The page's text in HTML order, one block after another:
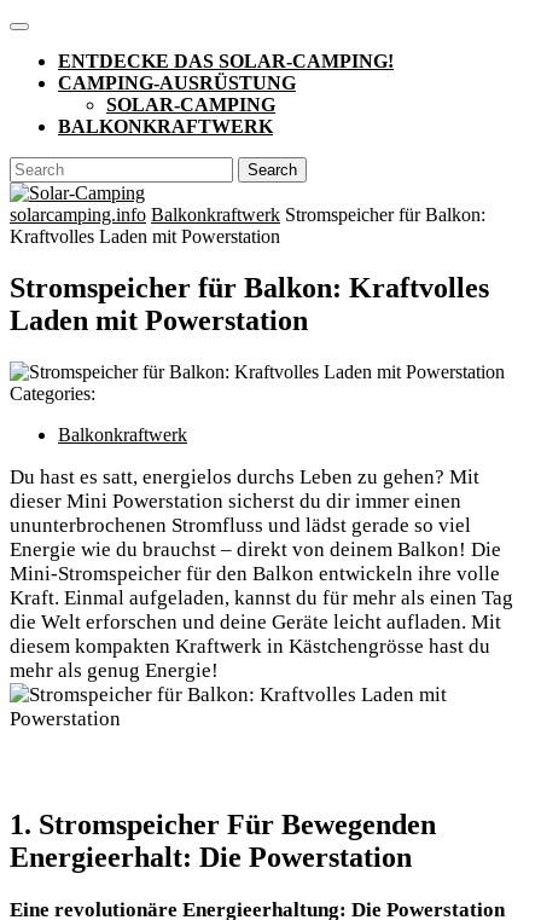
Skip
content
Open
ButtonENTDECKE DAS SOLAR-CAMPING!
CAMPING-AUSRÜSTUNG
SOLAR-CAMPING
BALKONKRAFTWERK
CLOSE
BUTTON
Search
for:
solarcamping.info Balkonkraftwerk Stromspeicher für Balkon:
Kraftvolles Laden mit Powerstation
Stromspeicher für Balkon: Kraftvolles
Laden mit Powerstation
Categories:
Balkonkraftwerk
Du hast es satt, energielos durchs Leben zu gehen? Mit
dieser Mini Powerstation sicherst du dir immer einen
ununterbrochenen Stromfluss und lädst gerade so viel
Energie wie du brauchst – direkt von deinem Balkon! Die
Mini-Stromspeicher für den Balkon entwickeln ihre volle
Kraft. Einmal aufgeladen, kannst du für mehr als einen Tag
die Welt erforschen und deine Geräte leicht aufladen. Mit
diesem kompakten Kraftwerk in Kästchengrösse hast du
mehr als genug Energie!
1. Stromspeicher Für Bewegenden
Energieerhalt: Die Powerstation
Eine revolutionäre Energieerhaltung: Die Powerstation